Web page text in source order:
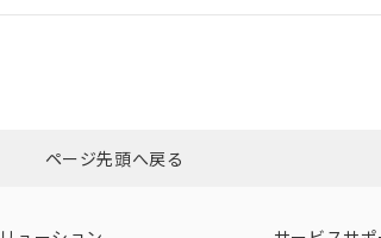
ちら
（アメリカ
ページ先頭へ戻る